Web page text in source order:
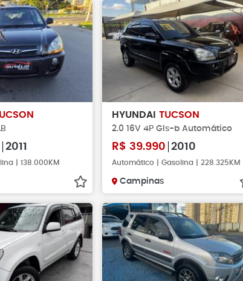
2011
| 138.000KM
HYUNDAI TUCSON
2.0 16V 4P Gls-b Automático
R$ 39.990 2010
Automático | Gasolina | 228.325KM
Campinas